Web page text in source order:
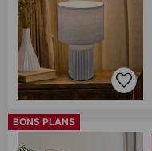
BONS PLANS